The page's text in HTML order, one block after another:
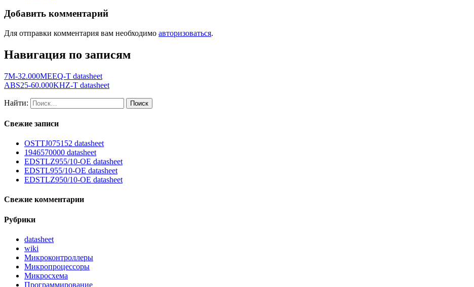
Добавить комментарий
Для отправки комментария вам необходимо авторизоваться.
Навигация по записям
7M-32.000MEEQ-T datasheet
ABS25-60.000KHZ-T datasheet
Найти:
Свежие записи
OSTTJ075152 datasheet
1946570000 datasheet
EDSTLZ955/10-OE datasheet
EDSTL955/10-OE datasheet
EDSTLZ950/10-OE datasheet
Свежие комментарии
Рубрики
datasheet
wiki
Микроконтроллеры
Микропроцессоры
Микросхема
Программирование